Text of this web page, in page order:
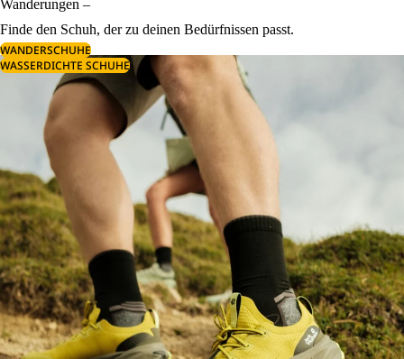
Wanderungen –
Finde den Schuh, der zu deinen Bedürfnissen passt.
WANDERSCHUHE
WASSERDICHTE SCHUHE